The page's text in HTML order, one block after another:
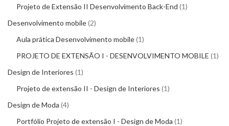
Projeto de Extensão II Desenvolvimento Back-End 1
Desenvolvimento mobile 2
Aula prática Desenvolvimento mobile 1
PROJETO DE EXTENSÃO I - DESENVOLVIMENTO MOBILE 1
Design de Interiores 1
Projeto de extensão II - Design de Interiores 1
Design de Moda 4
Portfólio Projeto de extensão I - Design de Moda 1